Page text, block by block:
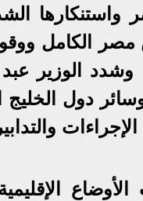
واستنكارها
الكامل
وشدد الوزير
دول الخليج